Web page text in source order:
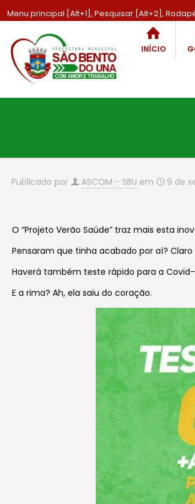
Menu principal [Alt+1], Pesquisar [Alt+2],
INÍCIO
Publicado por ASCOM - SBU em 9 de
O “Projeto Verão Saúde” traz mais esta
Pensaram que tinha acabado por aí? Claro
Haverá também teste rápido para a
E a rima? Ah, ela saiu do coração.